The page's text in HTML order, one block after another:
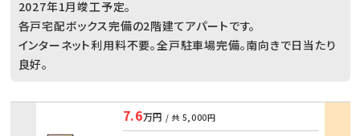
2027年1月竣工予定。
各戸宅配ボックス完備の2階建てアパートです。
インターネット利用料不要。全戸駐車場完備。南向きで日当たり
良好。
7.6万円 / 共 5,000円